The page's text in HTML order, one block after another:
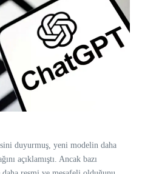
duyurmuş, yeni modelin daha
açıklamıştı. Ancak bazı